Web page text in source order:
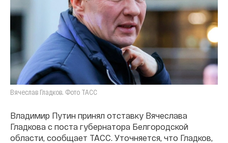
Вячеслав Гладков. Фото ТАСС
Владимир Путин принял отставку Вячеслава
Гладкова с поста губернатора Белгородской
области, сообщает ТАСС. Уточняется, что Гладков,